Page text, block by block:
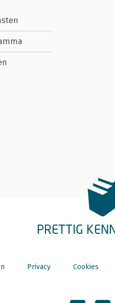
PRETTIG
Privacy Cookies